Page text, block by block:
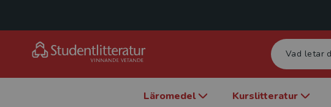
Läromedel Kurslitteratur